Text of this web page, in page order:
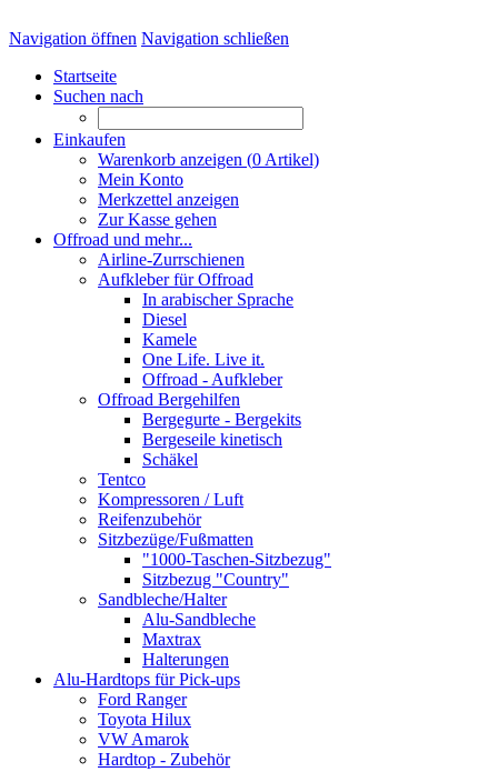
Navigation öffnen Navigation schließen
Startseite
Suchen nach
Einkaufen
Warenkorb anzeigen (0 Artikel)
Mein Konto
Merkzettel anzeigen
Zur Kasse gehen
Offroad und mehr...
Airline-Zurrschienen
Aufkleber für Offroad
In arabischer Sprache
Diesel
Kamele
One Life. Live it.
Offroad - Aufkleber
Offroad Bergehilfen
Bergegurte - Bergekits
Bergeseile kinetisch
Schäkel
Tentco
Kompressoren / Luft
Reifenzubehör
Sitzbezüge/Fußmatten
"1000-Taschen-Sitzbezug"
Sitzbezug "Country"
Sandbleche/Halter
Alu-Sandbleche
Maxtrax
Halterungen
Alu-Hardtops für Pick-ups
Ford Ranger
Toyota Hilux
VW Amarok
Hardtop - Zubehör